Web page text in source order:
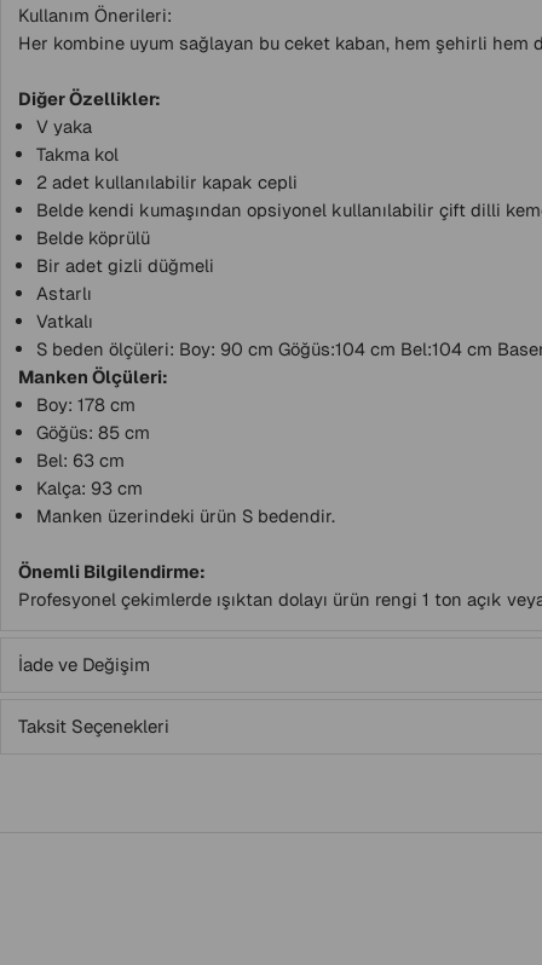
Kullanım Önerileri:
Her kombine uyum sağlayan bu ceket kaban, hem şehirli
Diğer Özellikler:
V yaka
Takma kol
2 adet kullanılabilir kapak cepli
Belde kendi kumaşından opsiyonel kullanılabilir çift dilli
Belde köprülü
Bir adet gizli düğmeli
Astarlı
Vatkalı
S beden ölçüleri: Boy: 90 cm Göğüs:104 cm Bel:104 cm
Manken Ölçüleri:
Boy: 178 cm
Göğüs: 85 cm
Bel: 63 cm
Kalça: 93 cm
Manken üzerindeki ürün S bedendir.
Önemli Bilgilendirme:
Profesyonel çekimlerde ışıktan dolayı ürün rengi 1 ton açık
İade ve Değişim
Taksit Seçenekleri